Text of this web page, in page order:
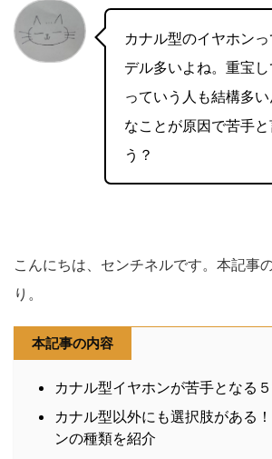
カナル型のイヤホン
デル多いよね。重宝
っていう人も結構多
なことが原因で苦手
う？
こんにちは、センチネルです。本記事
り。
本記事の内容
カナル型イヤホンが苦手となる
カナル型以外にも選択肢がある
ンの種類を紹介